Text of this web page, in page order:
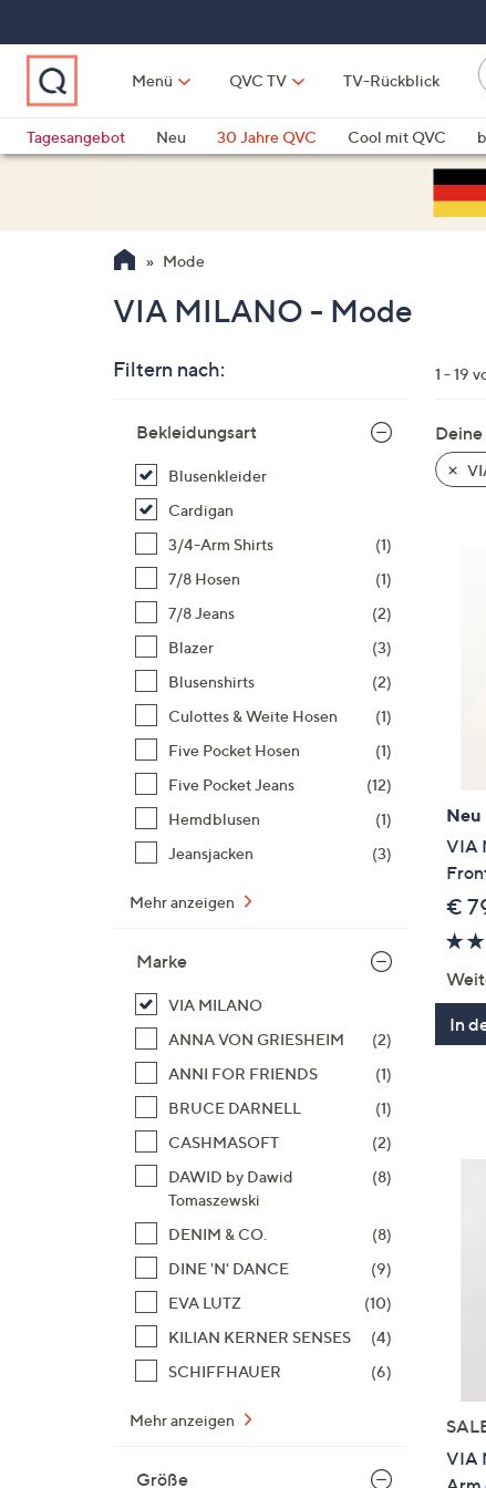
springen
Menü QVC TV TV-Rückblick
Tagesangebot
Neu 30 Jahre QVC Cool mit QVC
Mode
VIA MILANO - Mode
Filtern nach:
Produktliste
Bekleidungsart
Blusenkleider
Cardigan
3/4-Arm Shirts
(1)
7/8 Hosen
(1)
7/8 Jeans
(2)
Blazer
(3)
Blusenshirts
(2)
Culottes & Weite Hosen
(1)
Five Pocket Hosen
(1)
Five Pocket Jeans
(12)
Hemdblusen
(1)
Jeansjacken
(3)
Mehr anzeigen
Marke
VIA MILANO
ANNA VON GRIESHEIM
(2)
ANNI FOR FRIENDS
(1)
BRUCE DARNELL
(1)
CASHMASOFT
(2)
DAWID by Dawid
Tomaszewski
(8)
DENIM & CO.
(8)
DINE 'N' DANCE
(9)
EVA LUTZ
(10)
KILIAN KERNER SENSES
(4)
SCHIFFHAUER
(6)
Mehr anzeigen
Größe
1 - 19
Neu
VIA
€
In
VIA